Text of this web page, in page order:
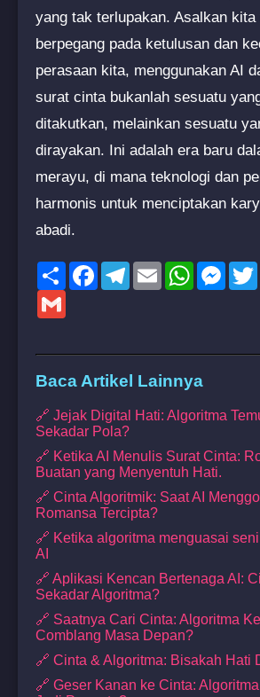
yang tak terlupakan. Asalkan kita
berpegang pada ketulusan dan
perasaan kita, menggunakan AI
surat cinta bukanlah sesuatu
ditakutkan, melainkan sesuatu
dirayakan. Ini adalah era baru
merayu, di mana teknologi dan
harmonis untuk menciptakan
abadi.
ShareFacebookTelegram
EmailWhatsApp
Baca Artikel Lainnya
🔗 Jejak Digital Hati: Algoritma
Sekadar Pola?
🔗 Ketika AI Menulis Surat Cinta:
Buatan yang Menyentuh Hati.
🔗 Cinta Algoritmik: Saat AI
Romansa Tercipta?
🔗 Ketika algoritma menguasai
AI
🔗 Aplikasi Kencan Bertenaga AI:
Sekadar Algoritma?
🔗 Saatnya Cari Cinta: Algoritma
Comblang Masa Depan?
🔗 Cinta & Algoritma: Bisakah Hati
🔗 Geser Kanan ke Cinta: